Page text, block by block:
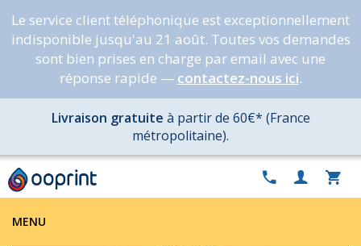
Le service client téléphonique est exceptionnellement
indisponible jusqu'au 21 août. Toutes vos demandes
sont bien prises en charge par email avec une
réponse rapide — contactez-nous ici.
Livraison gratuite à partir de 60€* (France
métropolitaine).
MENU